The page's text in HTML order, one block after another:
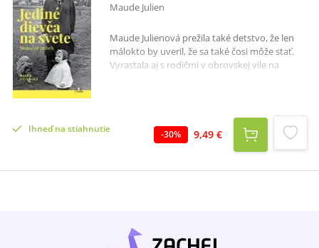
Maude Julien
Maude Julienová prežila také detstvo, že len
málokto by uveril, že sa také čosi môže stať.
Vyrastala aj s rodičmi v obrovskej vile na
Okrem toho sa musela učiť hrať na desiatkach
hudobných nástrojov. Zatváral ju v pivnici,
zatiaľ čo dookola behali potkany a bez
elektrinou. Jediné dievča na svete je
príbeh o inštinkte, súcite a vášni. Unikla, aby
mohla porozprávať, čo prežila.
Ihneď na stiahnutie -30% 9,49 €